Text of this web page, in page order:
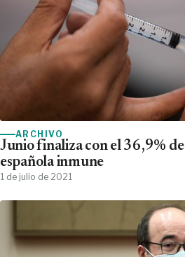
ARCHIVO
Junio finaliza con el 36,9%
española inmune
1 de julio de 2021